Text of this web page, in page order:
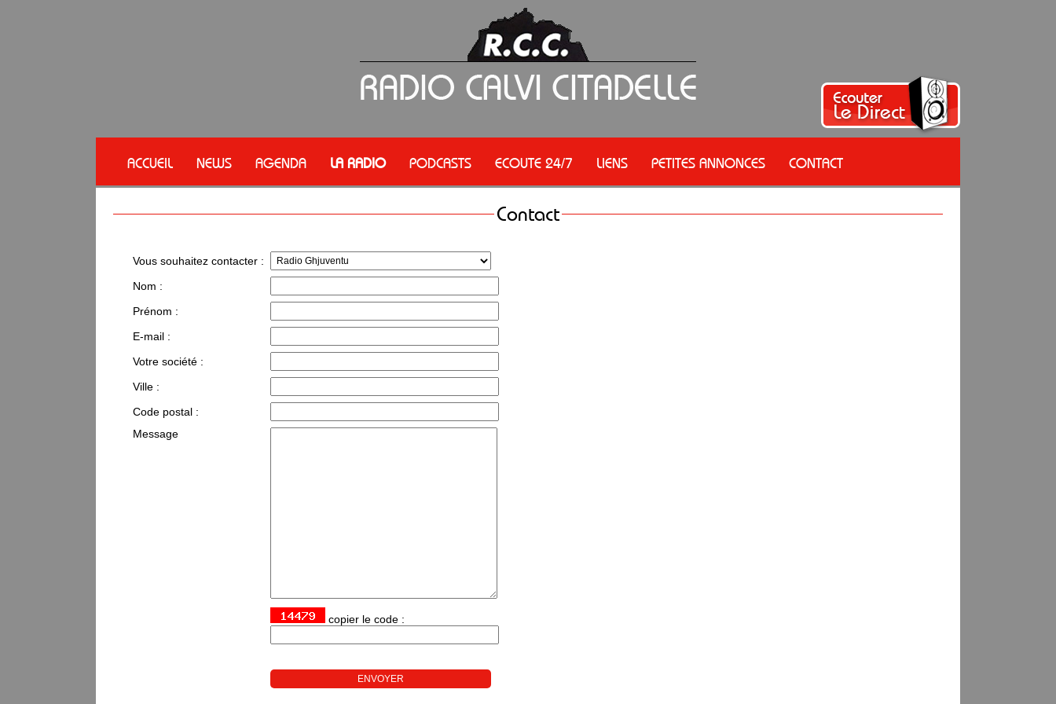
ACCUEIL NEWS AGENDA LA RADIO PODCASTS ECOUTE 24/7 LIENS PETITES ANNONCES CONTACT
Contact
Vous souhaitez contacter :
Nom :
Prénom :
E-mail :
Votre société :
Ville :
Code postal :
Message
copier le code :